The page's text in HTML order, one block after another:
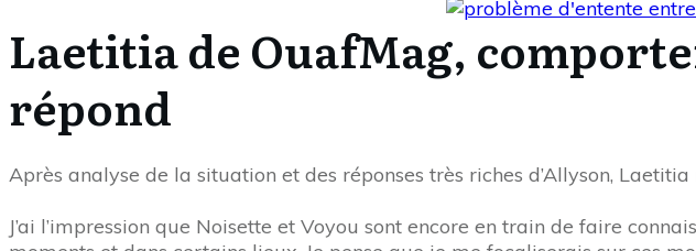
Laetitia de OuafMag,
répond
Après analyse de la situation et des réponses très riches d’Allyson, Laetitia
J’ai l’impression que Noisette et Voyou sont encore en train de faire